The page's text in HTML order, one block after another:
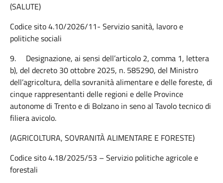
(SALUTE)
Codice sito 4.10/2026/11- Servizio sanità, lavoro e
politiche sociali
9. Designazione, ai sensi dell’articolo 2, comma 1, lettera
b), del decreto 30 ottobre 2025, n. 585290, del Ministro
dell’agricoltura, della sovranità alimentare e delle foreste, di
cinque rappresentanti delle regioni e delle Province
autonome di Trento e di Bolzano in seno al Tavolo tecnico di
filiera avicolo.
(AGRICOLTURA, SOVRANITÀ ALIMENTARE E FORESTE)
Codice sito 4.18/2025/53 – Servizio politiche agricole e
forestali